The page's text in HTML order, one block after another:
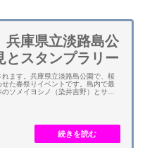
兵庫県立淡路島公
とスタンプラリー
ます。兵庫県立淡路島公園で、桜
た春祭りイベントです。島内で最
ソメイヨシノ（染井吉野）とサト